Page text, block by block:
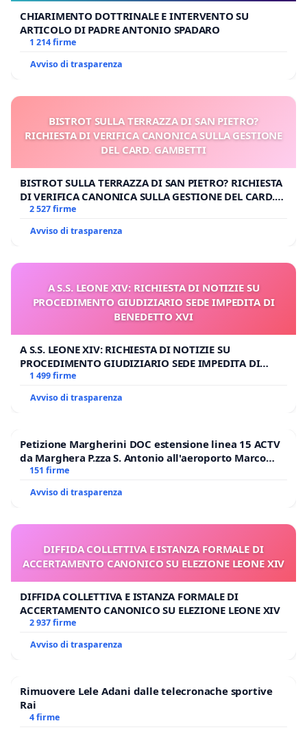
CHIARIMENTO DOTTRINALE E INTERVENTO SU
ARTICOLO DI PADRE ANTONIO SPADARO
1 214 firme
Avviso di trasparenza
BISTROT SULLA TERRAZZA DI SAN PIETRO?
RICHIESTA DI VERIFICA CANONICA SULLA GESTIONE
DEL CARD. GAMBETTI
BISTROT SULLA TERRAZZA DI SAN PIETRO? RICHIESTA
DI VERIFICA CANONICA SULLA GESTIONE DEL CARD.
GAMBETTI
2 527 firme
Avviso di trasparenza
A S.S. LEONE XIV: RICHIESTA DI NOTIZIE SU
PROCEDIMENTO GIUDIZIARIO SEDE IMPEDITA DI
BENEDETTO XVI
A S.S. LEONE XIV: RICHIESTA DI NOTIZIE SU
PROCEDIMENTO GIUDIZIARIO SEDE IMPEDITA DI
BENEDETTO XVI
1 499 firme
Avviso di trasparenza
Petizione Margherini DOC estensione linea 15 ACTV
da Marghera P.zza S. Antonio all'aeroporto Marco
Polo tariffa a € 1,50
151 firme
Avviso di trasparenza
DIFFIDA COLLETTIVA E ISTANZA FORMALE DI
ACCERTAMENTO CANONICO SU ELEZIONE LEONE XIV
DIFFIDA COLLETTIVA E ISTANZA FORMALE DI
ACCERTAMENTO CANONICO SU ELEZIONE LEONE XIV
2 937 firme
Avviso di trasparenza
Rimuovere Lele Adani dalle telecronache sportive
Rai
4 firme